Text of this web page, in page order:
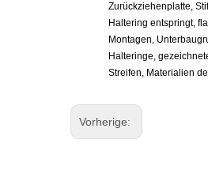
Zurückziehenplatte,
Haltering entspringt,
Montagen,
Halteringe,
Streifen, Materialien
Vorherige: